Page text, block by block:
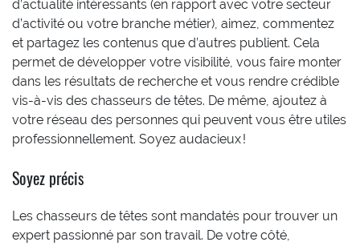
d’actualité intéressants (en rapport avec votre secteur
d’activité ou votre branche métier), aimez, commentez
et partagez les contenus que d’autres publient. Cela
permet de développer votre visibilité, vous faire monter
dans les résultats de recherche et vous rendre crédible
vis-à-vis des chasseurs de têtes. De même, ajoutez à
votre réseau des personnes qui peuvent vous être utiles
professionnellement. Soyez audacieux !
Soyez précis
Les chasseurs de têtes sont mandatés pour trouver un
expert passionné par son travail. De votre côté,